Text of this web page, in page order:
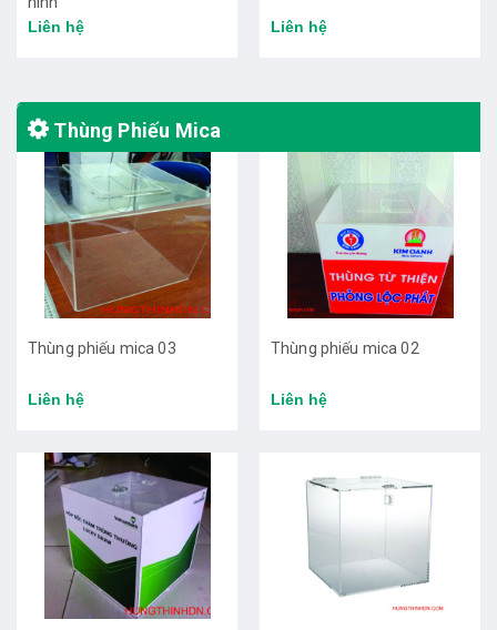
Liên hệ
Liên hệ
Thùng Phiếu Mica
Thùng phiếu mica 03
Liên hệ
Thùng phiếu mica 02
Liên hệ